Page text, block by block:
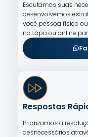
Escutamos suas
desenvolvemos
você pessoa física
na Lapa ou online
Respostas
Priorizamos a
desnecessários